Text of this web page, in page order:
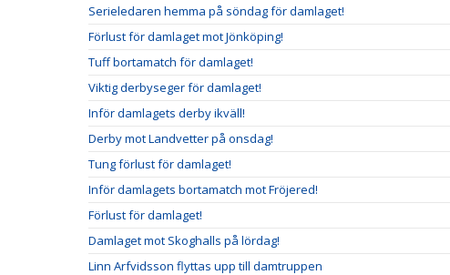
Serieledaren hemma på söndag för damlaget!
Förlust för damlaget mot Jönköping!
Tuff bortamatch för damlaget!
Viktig derbyseger för damlaget!
Inför damlagets derby ikväll!
Derby mot Landvetter på onsdag!
Tung förlust för damlaget!
Inför damlagets bortamatch mot Fröjered!
Förlust för damlaget!
Damlaget mot Skoghalls på lördag!
Linn Arfvidsson flyttas upp till damtruppen